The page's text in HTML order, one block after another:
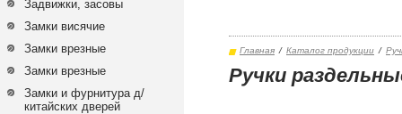
Задвижки, засовы
Замки висячие
Замки врезные
Замки врезные
Замки и фурнитура д/
китайских дверей
Главная / Каталог продукции /
Ручки